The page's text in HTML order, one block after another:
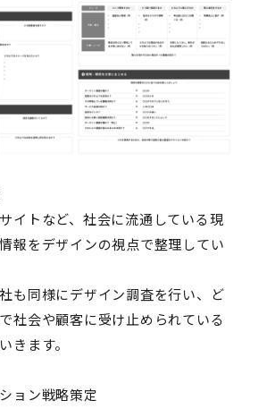
イトなど、社会に流通している現
報をデザインの視点で整理してい
も同様にデザイン調査を行い、ど
社会や顧客に受け止められている
きます。
ョン戦略策定